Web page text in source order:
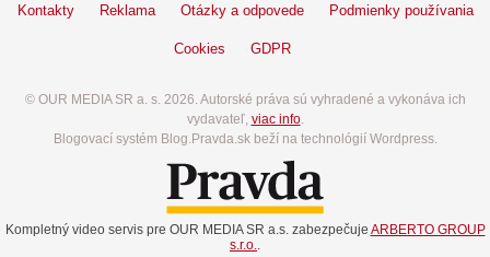
Kontakty Reklama Otázky a odpovede Podmienky používania
Cookies GDPR
© OUR MEDIA SR a. s. 2026. Autorské práva sú vyhradené a vykonáva ich
vydavateľ, viac info.
Blogovací systém Blog.Pravda.sk beží na technológií Wordpress.
Kompletný video servis pre OUR MEDIA SR a.s. zabezpečuje ARBERTO GROUP
s.r.o.